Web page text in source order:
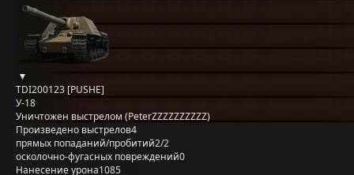
TDI200123 [PUSHE]
У-18
Уничтожен выстрелом (PeterZZZZZZZZZZ)
Произведено выстрелов4
прямых попаданий/пробитий2/2
осколочно-фугасных повреждений0
Нанесение урона1085